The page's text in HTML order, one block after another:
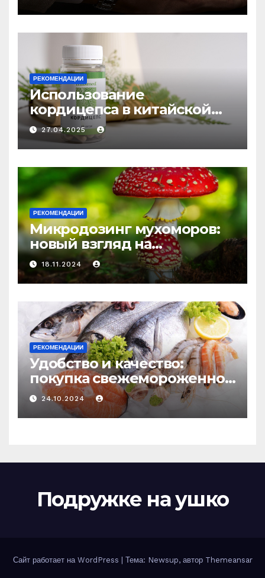
РЕКОМЕНДАЦИИ
Использование
кордицепса в китайской
медицине: природное
средство против усталости
и истощения
27.04.2025
РЕКОМЕНДАЦИИ
Микродозинг мухоморов:
новый взгляд на
психоделику
18.11.2024
РЕКОМЕНДАЦИИ
Удобство и качество:
покупка свежемороженной
рыбы онлайн
24.10.2024
Подружке на ушко
Сайт работает на WordPress | Тема: Newsup, автор Themeansar